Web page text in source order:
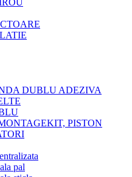
DUBLU ADEZIVA
PISTON
pal